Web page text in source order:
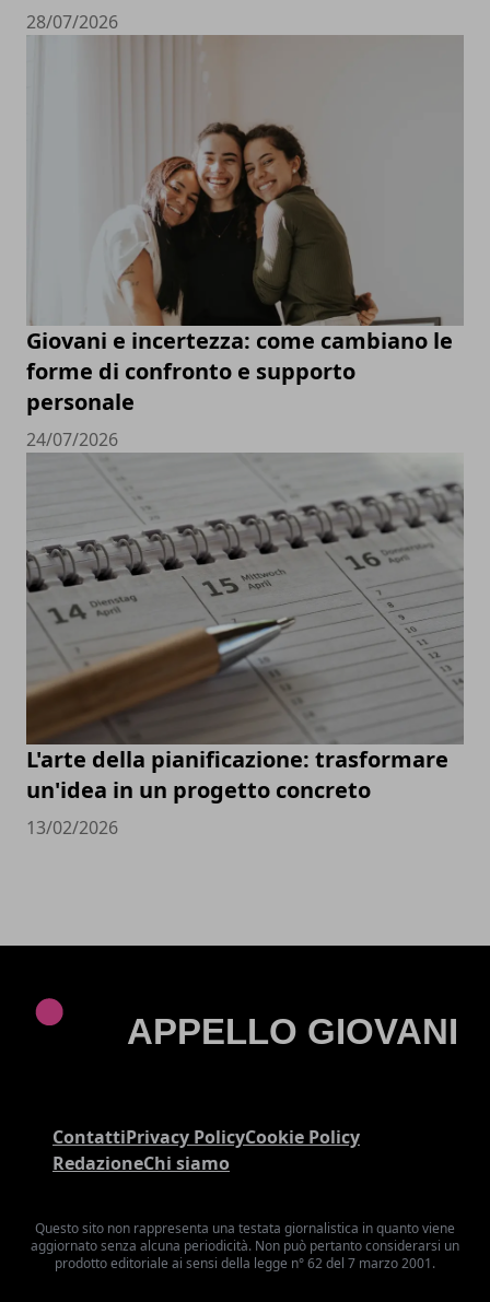
28/07/2026
Giovani e incertezza: come cambiano le
forme di confronto e supporto
personale
24/07/2026
L'arte della pianificazione: trasformare
un'idea in un progetto concreto
13/02/2026
ContattiPrivacy PolicyCookie Policy
RedazioneChi siamo
Questo sito non rappresenta una testata giornalistica in quanto viene
aggiornato senza alcuna periodicità. Non può pertanto considerarsi un
prodotto editoriale ai sensi della legge n° 62 del 7 marzo 2001.